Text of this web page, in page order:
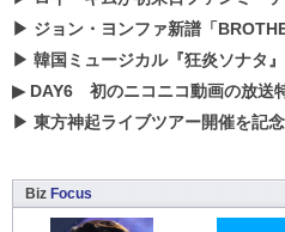
▶ ジョン・ヨンファ新譜「BROTHERS」に
▶ 韓国ミュージカル『狂炎ソナタ』、憂いある​ビジュアル初
▶ DAY6 初のニコニコ動画の放送特番!「DAY6 JAPAN 1st
▶ 東方神起ライブツアー開催を記念して
Biz Focus